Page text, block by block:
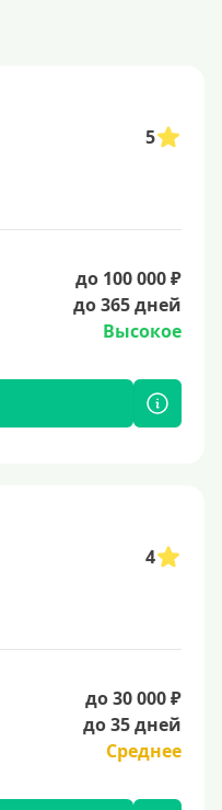
5
до 100 000 ₽
до 365 дней
Высокое
4
до 30 000 ₽
до 35 дней
Среднее